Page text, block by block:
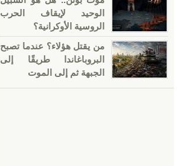
الوحيد لإيقاف الحرب
الروسية الأوكرانية؟
من يقتل هؤلاء؟ عندما تصبح
البروباغاندا طريقًا إلى
الجبهة ثم إلى الموت